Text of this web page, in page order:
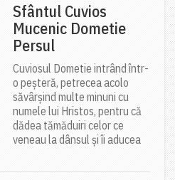
Sfântul Cuvios
Mucenic Dometie
Persul
Cuviosul Dometie intrând într-
o peșteră, petrecea acolo
săvârșind multe minuni cu
numele lui Hristos, pentru că
dădea tămăduiri celor ce
veneau la dânsul și îi aducea